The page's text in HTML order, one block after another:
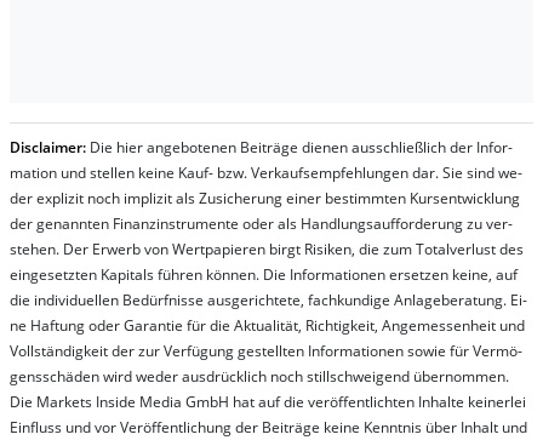
Dis­clai­mer: Die hier an­ge­bo­te­nen Bei­trä­ge die­nen aus­schließ­lich der In­for­
ma­t­ion und stel­len kei­ne Kauf- bzw. Ver­kaufs­em­pfeh­lung­en dar. Sie sind we­
der ex­pli­zit noch im­pli­zit als Zu­sich­er­ung ei­ner be­stim­mt­en Kurs­ent­wick­lung
der ge­nan­nt­en Fi­nanz­in­stru­men­te oder als Handl­ungs­auf­for­der­ung zu ver­
steh­en. Der Er­werb von Wert­pa­pier­en birgt Ri­si­ken, die zum To­tal­ver­lust des
ein­ge­setz­ten Ka­pi­tals füh­ren kön­nen. Die In­for­ma­tion­en er­setz­en kei­ne, auf
die in­di­vi­du­el­len Be­dür­fnis­se aus­ge­rich­te­te, fach­kun­di­ge An­la­ge­be­ra­tung. Ei­
ne Haf­tung oder Ga­ran­tie für die Ak­tu­ali­tät, Rich­tig­keit, An­ge­mes­sen­heit und
Vol­lständ­ig­keit der zur Ver­fü­gung ge­stel­lt­en In­for­ma­tion­en so­wie für Ver­mö­
gens­schä­den wird we­der aus­drück­lich noch stil­lschwei­gend über­nom­men.
Die Mar­kets In­side Me­dia GmbH hat auf die ver­öf­fent­lich­ten In­hal­te kei­ner­lei
Ein­fluss und vor Ver­öf­fent­lich­ung der Bei­trä­ge kei­ne Ken­nt­nis über In­halt und